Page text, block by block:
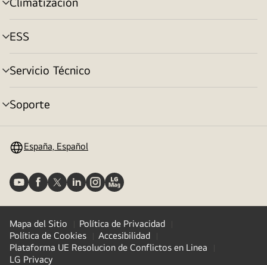
Alternar
menú
ESS
Alternar
menú
Servicio Técnico
Alternar
menú
Soporte
Alternar
España, Español
Mapa del Sitio
Política de Privacidad
Política de Cookies
Accesibilidad
Plataforma UE Resolucion de Conflictos en Linea
LG Privacy